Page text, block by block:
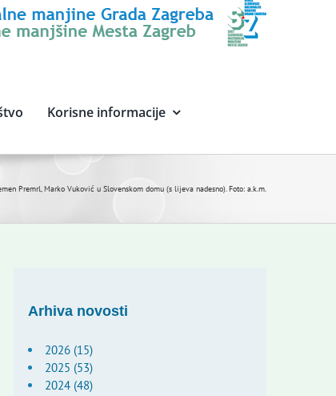
Korisne informacije
Premrl, Marko Vuković u Slovenskom domu (s lijeva nadesno). Foto: a.k.m.
Arhiva novosti
2026 (15)
2025 (53)
2024 (48)